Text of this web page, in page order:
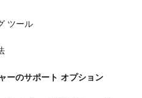
ツール
ーのサポート オプション